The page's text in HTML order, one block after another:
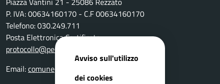
P. IVA: 00634160170 - C.F 00634160170
Telefono: 030.249.711
Posta Elettronica Certificata:
protocollo@pec.comune.rezzato.bs.it
Email:comune@comune.rezzato.bs.it
Avviso sull'utilizzo
dei cookies